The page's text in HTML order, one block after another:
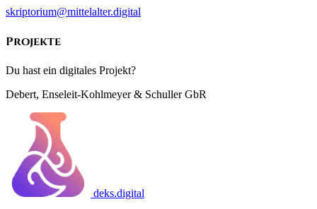
skriptorium@mittelalter.digital
Projekte
Du hast ein digitales Projekt?
Debert, Enseleit-Kohlmeyer & Schuller GbR
deks.digital